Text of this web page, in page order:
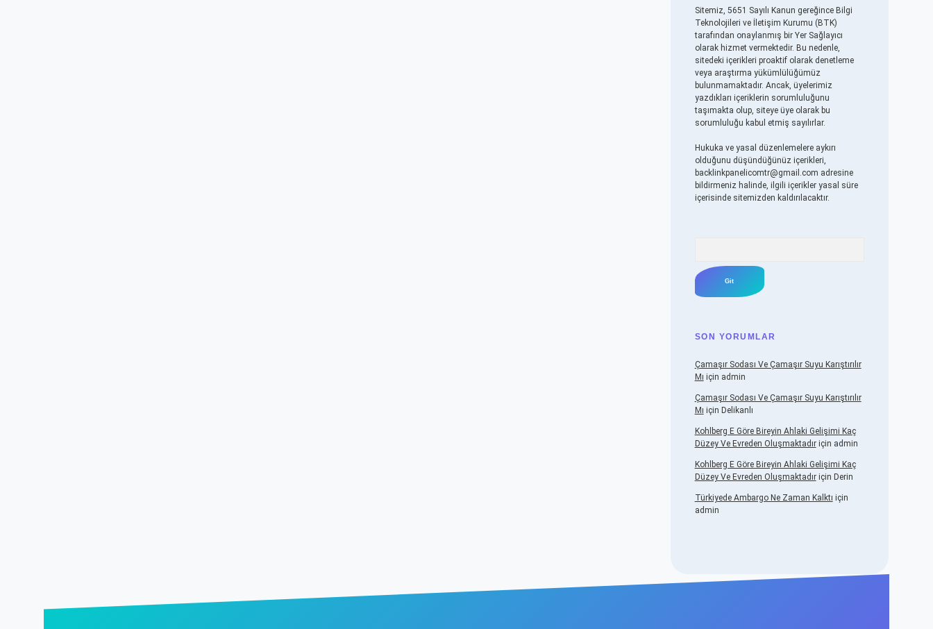
Sitemiz, 5651 Sayılı Kanun gereğince Bilgi
Teknolojileri ve İletişim Kurumu (BTK)
tarafından onaylanmış bir Yer Sağlayıcı
olarak hizmet vermektedir. Bu nedenle,
sitedeki içerikleri proaktif olarak denetleme
veya araştırma yükümlülüğümüz
bulunmamaktadır. Ancak, üyelerimiz
yazdıkları içeriklerin sorumluluğunu
taşımakta olup, siteye üye olarak bu
sorumluluğu kabul etmiş sayılırlar.
Hukuka ve yasal düzenlemelere aykırı
olduğunu düşündüğünüz içerikleri,
backlinkpanelicomtr@gmail.com adresine
bildirmeniz halinde, ilgili içerikler yasal süre
içerisinde sitemizden kaldırılacaktır.
SON YORUMLAR
Çamaşır Sodası Ve Çamaşır Suyu Karıştırılır
Mı için admin
Çamaşır Sodası Ve Çamaşır Suyu Karıştırılır
Mı için Delikanlı
Kohlberg E Göre Bireyin Ahlaki Gelişimi Kaç
Düzey Ve Evreden Oluşmaktadıriçin admin
Kohlberg E Göre Bireyin Ahlaki Gelişimi Kaç
Düzey Ve Evreden Oluşmaktadıriçin Derin
Türkiyede Ambargo Ne Zaman Kalktı için
admin